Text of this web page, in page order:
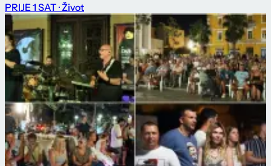
PRIJE 1 SAT · Život